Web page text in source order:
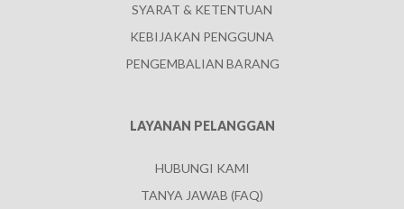
SYARAT & KETENTUAN
KEBIJAKAN PENGGUNA
PENGEMBALIAN BARANG
LAYANAN PELANGGAN
HUBUNGI KAMI
TANYA JAWAB (FAQ)